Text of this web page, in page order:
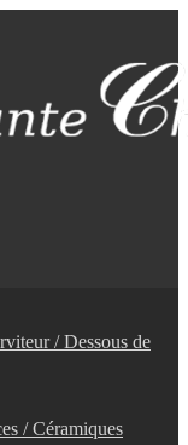
/ Dessous de
/ Céramiques